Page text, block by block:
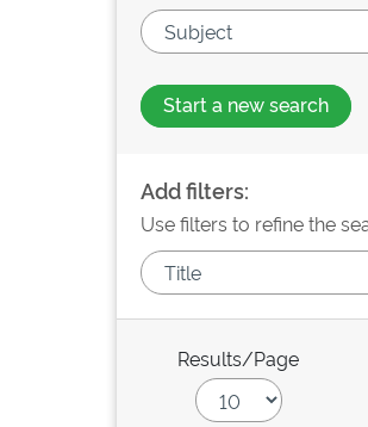
Start a new search
Add filters:
Use filters to refine the
Results/Page